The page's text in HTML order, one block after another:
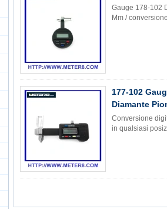
Gauge 178-102
Mm /
177-102
Diamante
Conversione
in qualsiasi